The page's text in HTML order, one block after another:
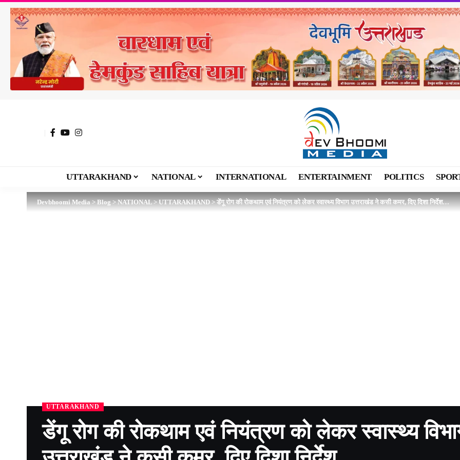
UTTARAKHAND NATIONAL INTERNATIONAL ENTERTAINMENT POLITICS
Devbhoomi Media>Blog>NATIONAL>UTTARAKHAND>डेंगू रोग की रोकथाम एवं नियंत्रण को लेकर स्वास्थ्य विभाग उत्तराखंड ने कसी कमर, दिए दिशा निर्देश…
UTTARAKHAND
डेंगू रोग की रोकथाम एवं नियंत्रण को लेकर स्वास्थ्य